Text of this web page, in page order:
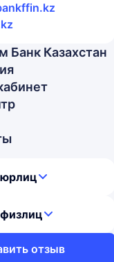
Банк Казахстан
юрлиц
отзыв